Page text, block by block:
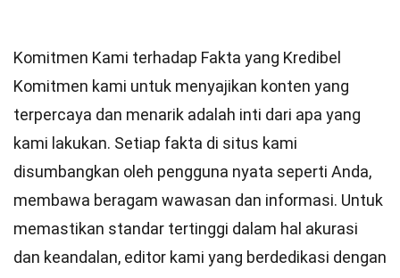
Komitmen Kami terhadap Fakta yang Kredibel
Komitmen kami untuk menyajikan konten yang
terpercaya dan menarik adalah inti dari apa yang
kami lakukan. Setiap fakta di situs kami
disumbangkan oleh pengguna nyata seperti Anda,
membawa beragam wawasan dan informasi. Untuk
memastikan standar tertinggi dalam hal akurasi
dan keandalan, editor kami yang berdedikasi dengan